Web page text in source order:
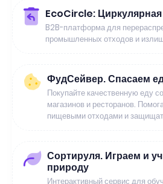
EcoCircle:
B2B-платформа для
промышленных отходов и
ФудСейвер. Спасаем
Покупайте качественную еду
магазинов и ресторанов.
пищевыми отходами и
Сортируля. Играем и
природу
Интерактивный сервис для